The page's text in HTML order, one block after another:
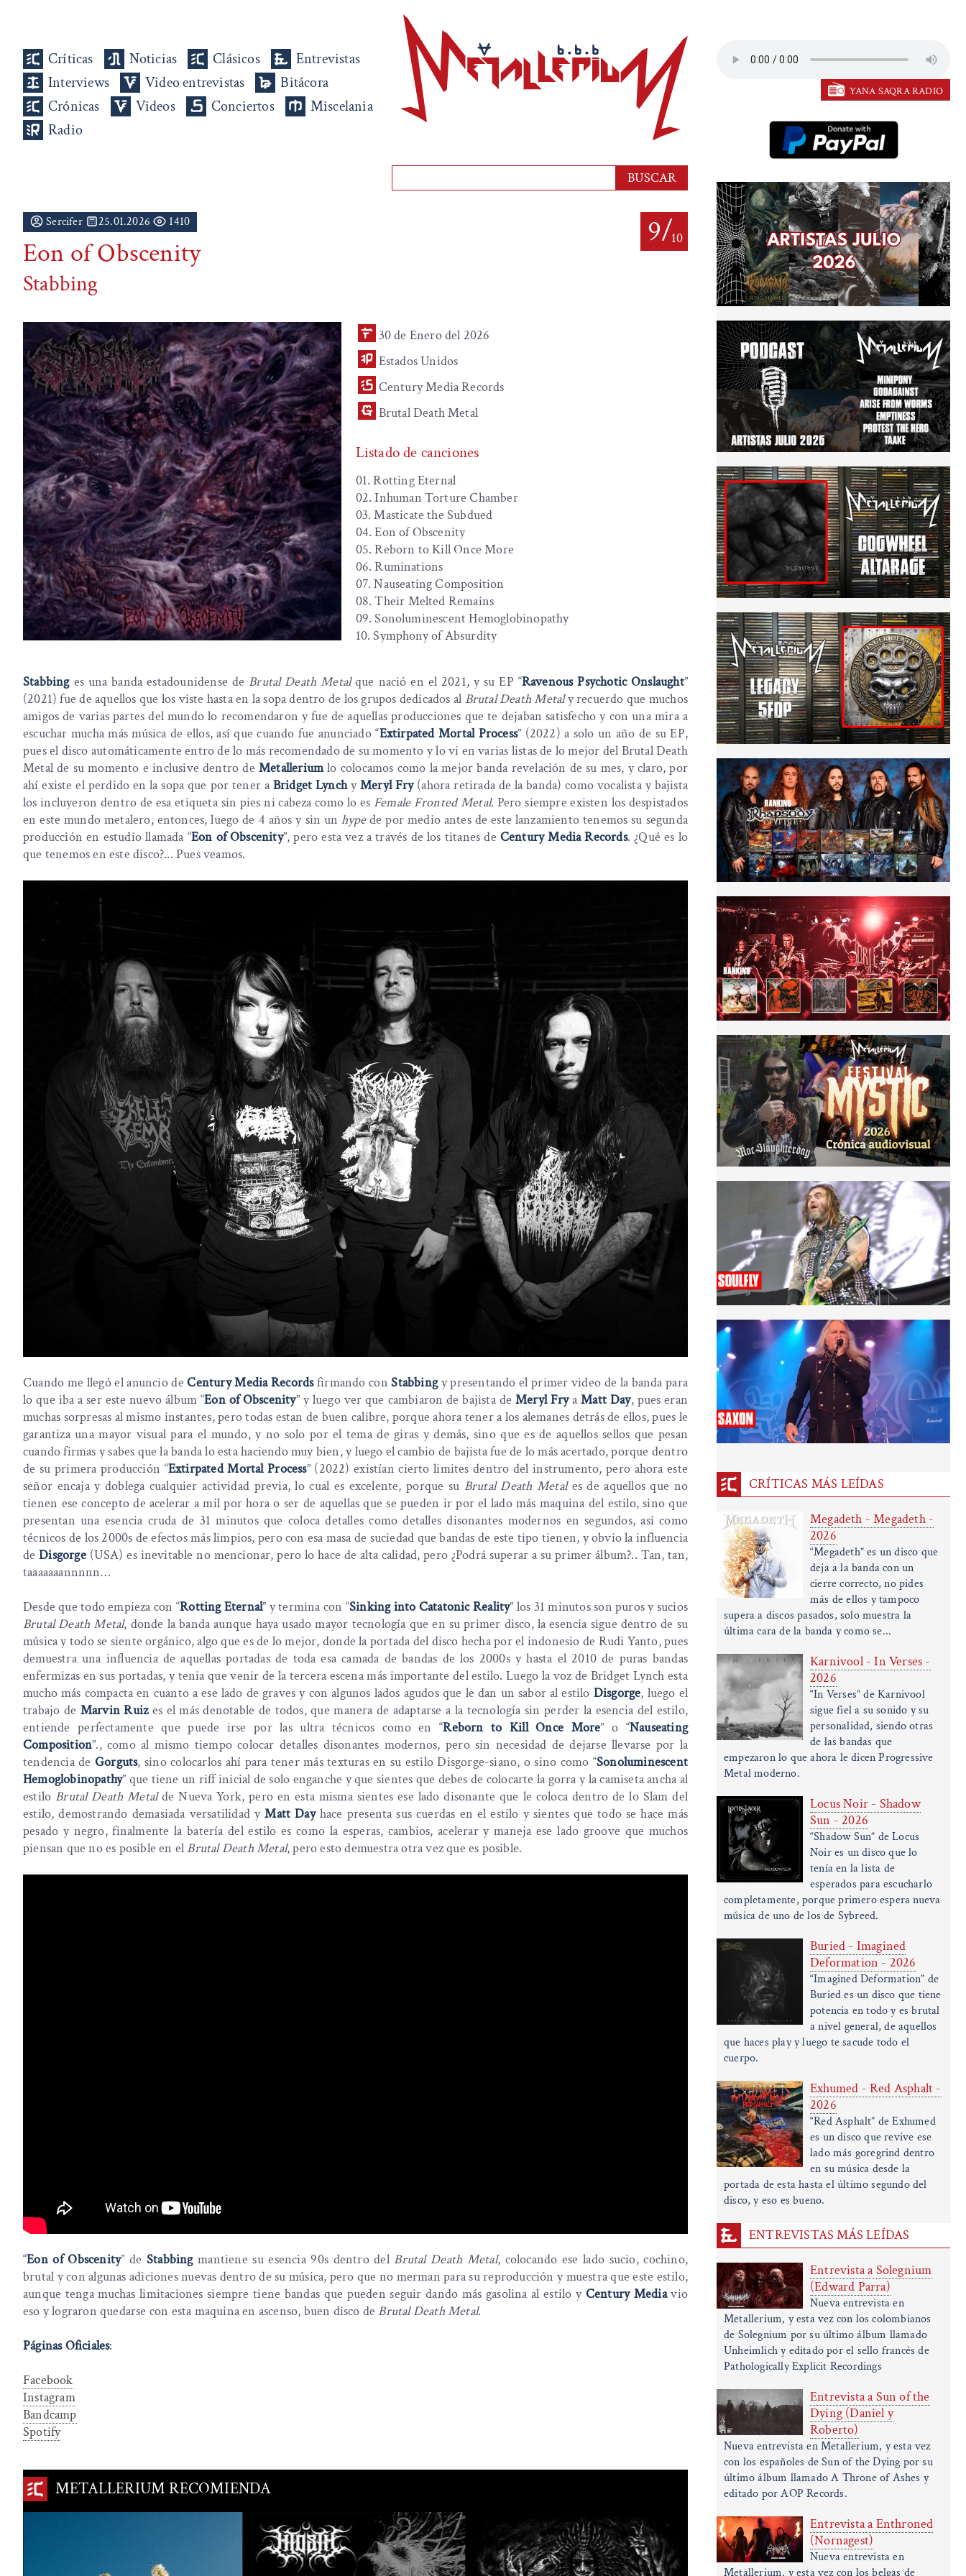
Críticas Noticias Clásicos
Entrevistas
Interviews
Video entrevistas
Bitácora
Crónicas
Videos Conciertos
Miscelania
Radio
9/10
Sercifer 25.01.2026 1410
Eon of Obscenity
Stabbing
30 de Enero del 2026
Estados Unidos
Century Media Records
Brutal Death Metal
Listado de canciones
01. Rotting Eternal
02. Inhuman Torture Chamber
03. Masticate the Subdued
04. Eon of Obscenity
05. Reborn to Kill Once More
06. Ruminations
07. Nauseating Composition
08. Their Melted Remains
09. Sonoluminescent Hemoglobinopathy
10. Symphony of Absurdity
Stabbinges una banda estadounidense de Brutal Death Metalque nació en el 2021, y su EP “Ravenous Psychotic Onslaught”
(2021) fue de aquellos que los viste hasta en la sopa dentro de los grupos dedicados al Brutal Death Metaly recuerdo que muchos
amigos de varias partes del mundo lo recomendaron y fue de aquellas producciones que te dejaban satisfecho y con una mira a
escuchar mucha más música de ellos, así que cuando fue anunciado “Extirpated Mortal Process” (2022) a solo un año de su EP,
pues el disco automáticamente entro de lo más recomendado de su momento y lo vi en varias listas de lo mejor del Brutal Death
Metal de su momento e inclusive dentro de Metalleriumlo colocamos como la mejor banda revelación de su mes, y claro, por
ahí existe el perdido en la sopa que por tener aBridget LynchyMeryl Fry (ahora retirada de la banda) como vocalista y bajista
los incluyeron dentro de esa etiqueta sin pies ni cabeza como lo es Female Fronted Metal. Pero siempre existen los despistados
en este mundo metalero, entonces, luego de 4 años y sin unhypede por medio antes de este lanzamiento tenemos su segunda
producción en estudio llamada “Eon of Obscenity”, pero esta vez a través de los titanes de Century Media Records. ¿Qué es lo
que tenemos en este disco?... Pues veamos.
Cuando me llegó el anuncio deCentury Media Recordsfirmando conStabbingy presentando el primer video de la banda para
lo que iba a ser este nuevo álbum “Eon of Obscenity” y luego ver que cambiaron de bajista de Meryl FryaMatt Day, pues eran
muchas sorpresas al mismo instantes, pero todas estan de buen calibre, porque ahora tener a los alemanes detrás de ellos, pues le
garantiza una mayor visual para el mundo, y no solo por el tema de giras y demás, sino que es de aquellos sellos que pesan
cuando firmas y sabes que la banda lo esta haciendo muy bien, y luego el cambio de bajista fue de lo más acertado, porque dentro
de su primera producción “Extirpated Mortal Process” (2022) existían cierto limites dentro del instrumento, pero ahora este
señor encaja y doblega cualquier actividad previa, lo cual es excelente, porque su Brutal Death Metales de aquellos que no
tienen ese concepto de acelerar a mil por hora o ser de aquellas que se pueden ir por el lado más maquina del estilo, sino que
presentan una esencia cruda de 31 minutos que coloca detalles como detalles disonantes modernos en segundos, así como
técnicos de los 2000s de efectos más limpios, pero con esa masa de suciedad que bandas de este tipo tienen, y obvio la influencia
deDisgorge(USA) es inevitable no mencionar, pero lo hace de alta calidad, pero ¿Podrá superar a su primer álbum?.. Tan, tan,
taaaaaaannnnn…
Desde que todo empieza con “Rotting Eternal” y termina con “Sinking into Catatonic Reality” los 31 minutos son puros y sucios
Brutal Death Metal, donde la banda aunque haya usado mayor tecnología que en su primer disco, la esencia sigue dentro de su
música y todo se siente orgánico, algo que es de lo mejor, donde la portada del disco hecha por el indonesio de Rudi Yanto, pues
demuestra una influencia de aquellas portadas de toda esa camada de bandas de los 2000s y hasta el 2010 de puras bandas
enfermizas en sus portadas, y tenia que venir de la tercera escena más importante del estilo. Luego la voz de Bridget Lynch esta
mucho más compacta en cuanto a ese lado de graves y con algunos lados agudos que le dan un sabor al estilo Disgorge, luego el
trabajo de Marvin Ruizes el más denotable de todos, que manera de adaptarse a la tecnología sin perder la esencia del estilo,
entiende perfectamente que puede irse por las ultra técnicos como en “Reborn to Kill Once More” o “Nauseating
Composition”., como al mismo tiempo colocar detalles disonantes modernos, pero sin necesidad de dejarse llevarse por la
tendencia de Gorguts, sino colocarlos ahí para tener más texturas en su estilo Disgorge-siano, o sino como “Sonoluminescent
Hemoglobinopathy” que tiene un riff inicial de solo enganche y que sientes que debes de colocarte la gorra y la camiseta ancha al
estilo Brutal Death Metalde Nueva York, pero en esta misma sientes ese lado disonante que le coloca dentro de lo Slam del
estilo, demostrando demasiada versatilidad yMatt Dayhace presenta sus cuerdas en el estilo y sientes que todo se hace más
pesado y negro, finalmente la batería del estilo es como la esperas, cambios, acelerar y maneja ese lado groove que muchos
piensan que no es posible en el Brutal Death Metal, pero esto demuestra otra vez que es posible.
“Eon of Obscenity” de Stabbingmantiene su esencia 90s dentro del Brutal Death Metal, colocando ese lado sucio, cochino,
brutal y con algunas adiciones nuevas dentro de su música, pero que no merman para su reproducción y muestra que este estilo,
aunque tenga muchas limitaciones siempre tiene bandas que pueden seguir dando más gasolina al estilo y Century Mediavio
eso y lograron quedarse con esta maquina en ascenso, buen disco de Brutal Death Metal.
Páginas Oficiales:
Facebook
Instagram
Bandcamp
Spotify
METALLERIUM RECOMIENDA
YANA SAQRA RADIO
CRÍTICAS MÁS LEÍDAS
Megadeth - Megadeth -
2026
“Megadeth” es un disco que
deja a la banda con un
cierre correcto, no pides
más de ellos y tampoco
supera a discos pasados, solo muestra la
última cara de la banda y como se...
Karnivool - In Verses -
2026
“In Verses” de Karnivool
sigue fiel a su sonido y su
personalidad, siendo otras
de las bandas que
empezaron lo que ahora le dicen Progressive
Metal moderno.
Locus Noir - Shadow
Sun - 2026
“Shadow Sun” de Locus
Noir es un disco que lo
tenía en la lista de
esperados para escucharlo
completamente, porque primero espera nueva
música de uno de los de Sybreed.
Buried - Imagined
Deformation - 2026
“Imagined Deformation” de
Buried es un disco que tiene
potencia en todo y es brutal
a nivel general, de aquellos
que haces play y luego te sacude todo el
cuerpo.
Exhumed - Red Asphalt -
2026
“Red Asphalt” de Exhumed
es un disco que revive ese
lado más goregrind dentro
en su música desde la
portada de esta hasta el último segundo del
disco, y eso es bueno.
ENTREVISTAS MÁS LEÍDAS
Entrevista a Solegnium
(Edward Parra)
Nueva entrevista en
Metallerium, y esta vez con los colombianos
de Solegnium por su último álbum llamado
Unheimlich y editado por el sello francés de
Pathologically Explicit Recordings
Entrevista a Sun of the
Dying (Daniel y
Roberto)
Nueva entrevista en Metallerium, y esta vez
con los españoles de Sun of the Dying por su
último álbum llamado A Throne of Ashes y
editado por AOP Records.
Entrevista a Enthroned
(Nornagest)
Nueva entrevista en
Metallerium, y esta vez con los belgas de